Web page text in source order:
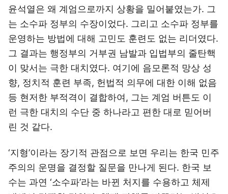
윤석열은 왜 계엄으로까지 상황을 밀어붙였는가. 그
는 소수파 정부의 수장이었다. 그리고 소수파 정부를
운영하는 방법에 대해 고민도 훈련도 없는 리더였다.
그 결과는 행정부의 거부권 남발과 입법부의 줄탄핵
이 맞서는 극한 대치였다. 여기에 음모론적 망상 성
향, 정치적 훈련 부족, 헌법적 의무에 대한 이해 없음
등 현저한 부적격이 결합하여, 그는 계엄 버튼도 이
런 극한 대치의 수단 중 하나라고 편한 대로 믿어버
린 것 같다.
‘지형’이라는 장기적 관점으로 보면 우리는 한국 민주
주의의 운명을 결정할 질문을 만나게 된다. 한국 보
수는 과연 ‘소수파’라는 바뀐 처지를 수용하고 체제